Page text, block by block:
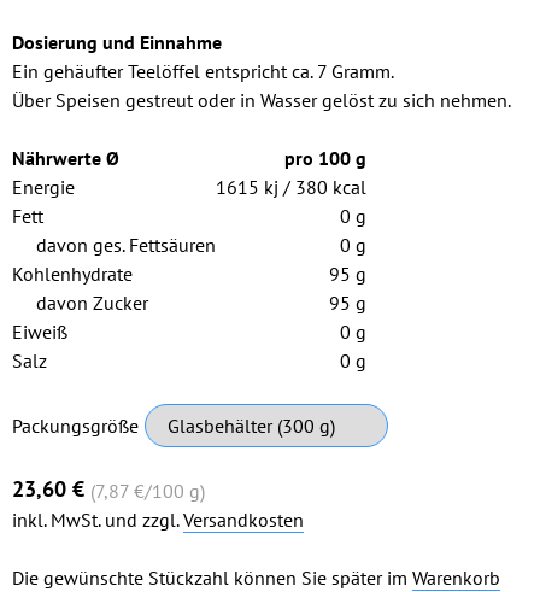
Dosierung und Einnahme
Ein gehäufter Teelöffel entspricht ca. 7 Gramm.
Über Speisen gestreut oder in Wasser gelöst zu sich nehmen.
Nährwerte Ø
pro 100 g
Energie
1615 kj / 380 kcal
Fett
0 g
davon ges. Fettsäuren
0 g
Kohlenhydrate
95 g
davon Zucker
95 g
Eiweiß
0 g
Salz
0 g
Pflichtfeld
Packungsgröße
23,60 € (7,87 €/100 g)
inkl. MwSt. und zzgl.Versandkosten
Die gewünschte Stückzahl können Sie später im Warenkorb